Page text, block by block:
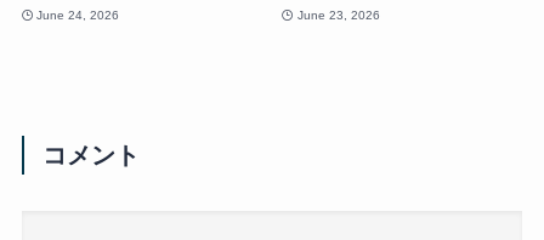
June 24, 2026 June 23, 2026
コメント